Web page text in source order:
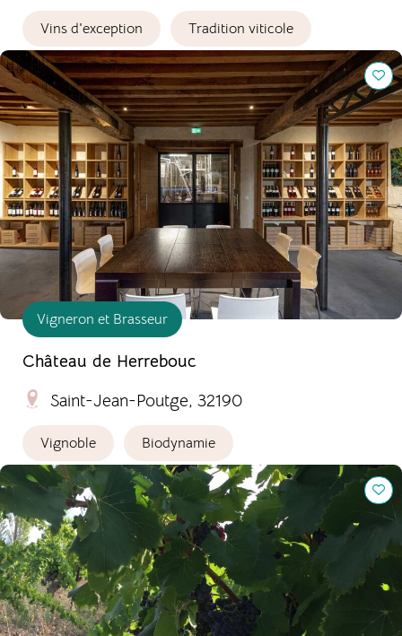
Vins d'exception Tradition viticole
Vigneron et Brasseur
Château de Herrebouc
Saint-Jean-Poutge, 32190
Vignoble Biodynamie
Château de Herrebouc
Domaine du Père Benoit